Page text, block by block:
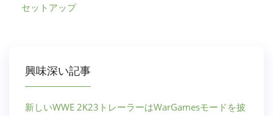
セットアップ
興味深い記事
新しいWWE 2K23トレーラーはWarGamesモードを披